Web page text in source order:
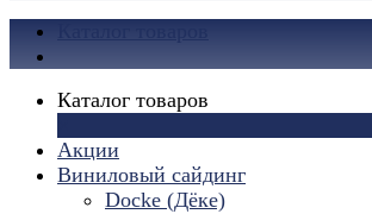
Каталог товаров
Акции
Виниловый сайдинг
Docke (Дёке)